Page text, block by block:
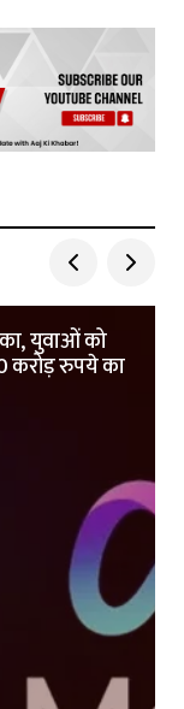
युवाओं को
करोड़ रुपये का